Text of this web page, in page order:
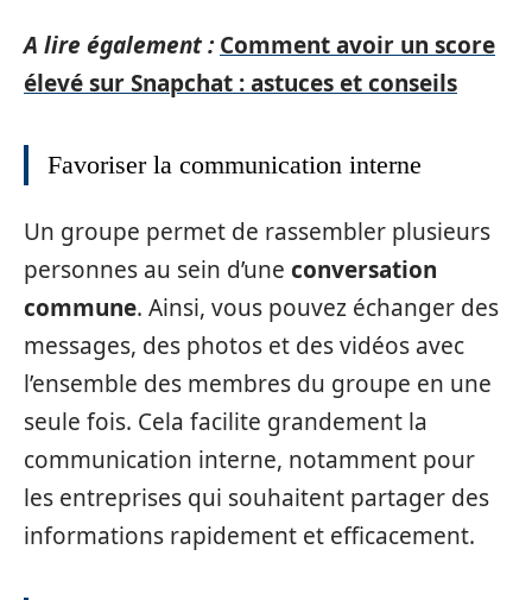
A lire également : Comment avoir un score
élevé sur Snapchat : astuces et conseils
Favoriser la communication interne
Un groupe permet de rassembler plusieurs
personnes au sein d’une conversation
commune. Ainsi, vous pouvez échanger des
messages, des photos et des vidéos avec
l’ensemble des membres du groupe en une
seule fois. Cela facilite grandement la
communication interne, notamment pour
les entreprises qui souhaitent partager des
informations rapidement et efficacement.